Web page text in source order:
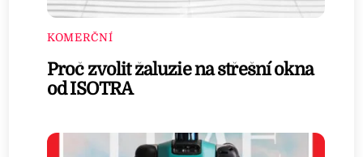
KOMERČNÍ
Proč zvolit žaluzie na střešní okna
od ISOTRA